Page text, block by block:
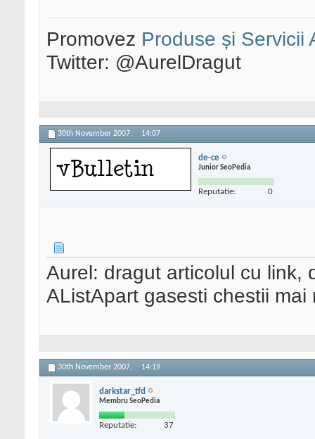
Promovez Produse și Servicii
Twitter: @AurelDragut
30th November 2007, 14:07
de-ce
Junior SeoPedia
Reputatie: 0
Aurel: dragut articolul cu link,
AListApart gasesti chestii
30th November 2007, 14:19
darkstar_tfd
Membru SeoPedia
Reputatie: 37